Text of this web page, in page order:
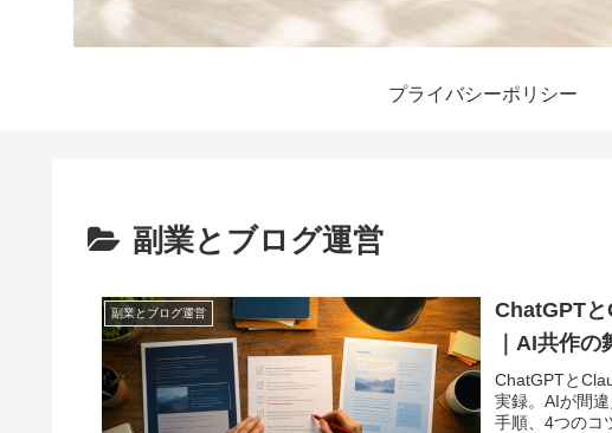
プライバシーポリシー
副業とブログ運営
副業とブログ運営
ChatGPTと
｜AI共作の
ChatGPTと
実録。AIが間
手順、4つのコ